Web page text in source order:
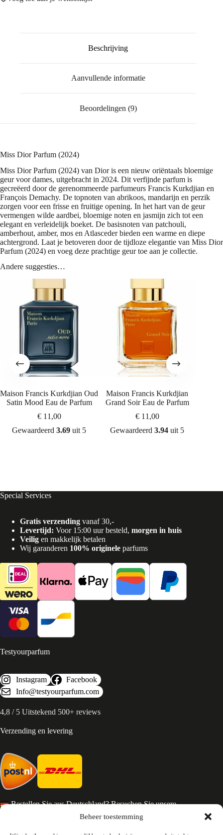
Beheer toestemming
Beschrijving
Aanvullende informatie
Beoordelingen (9)
Miss Dior Parfum (2024)
Miss Dior Parfum (2024) van Dior is een nieuw oriëntaals bloemige
geur voor dames, uitgebracht in 2024. Dit verfijnde parfum is
gecreëerd door de gerenommeerde parfumeurs Francis Kurkdjian en
François Demachy. De topnoten van abrikoos, mandarijn en perzik
zorgen voor een frisse en fruitige opening. In het hart van de geur
vermengen wilde aardbei, bloemige noten en jasmijn zich tot een
elegant en verleidelijk boeket. De basisnoten van patchouli,
amberhout, amber, mos en Atlasceder bieden een warme en diepe
achtergrond. Laat je betoveren door de tijdloze elegantie van Miss Dior
Parfum (2024) en voeg deze prachtige geur toe aan je collectie.
Andere suggesties…
Maison Francis Kurkdjian Oud
Satin Mood Eau de Parfum
€11,00
Gewaardeerd3.69 uit 5
Maison Francis Kurkdjian
Grand Soir Eau de Parfum
€11,00
Gewaardeerd3.94 uit 5
Special Services
Gratis verzending vanaf 30,-
Levertijd: Voor 15:00 uur besteld, morgen in huis
Veilig en makkelijk betalen
Wij garanderen 100% originele parfums
Testyourparfum
Instagram
Facebook
Info@testyourparfum.com
4,8 / 5 Uitstekend 500+ reviews
Verzending en levering
Bestellen Sie aus Deutschland? Besuchen Sie unsere
Services en Contact